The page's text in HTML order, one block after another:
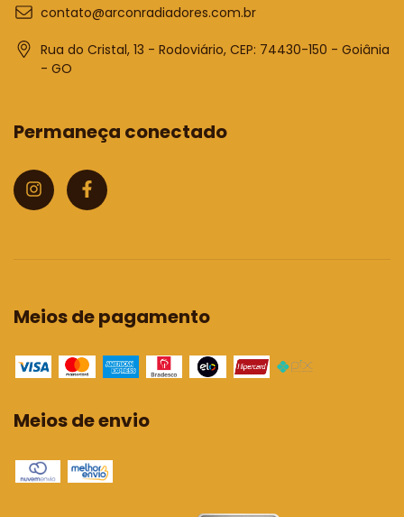
contato@arconradiadores.com.br
Rua do Cristal, 13 - Rodoviário, CEP: 74430-150 - Goiânia
- GO
Permaneça conectado
Meios de pagamento
Meios de envio